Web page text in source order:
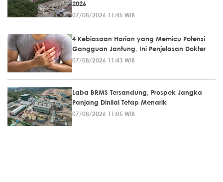
2026
07/08/2026 11:45 WIB
4 Kebiasaan Harian yang Memicu Potensi
Gangguan Jantung, Ini Penjelasan Dokter
07/08/2026 11:43 WIB
Laba BRMS Tersandung, Prospek Jangka
Panjang Dinilai Tetap Menarik
07/08/2026 11:05 WIB